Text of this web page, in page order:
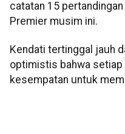
catatan 15
Premier musim ini.
Kendati tertinggal jauh
optimistis bahwa setiap
kesempatan untuk